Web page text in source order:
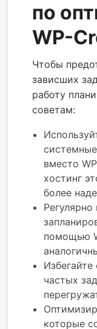
по
WP-
Чтобы
зависших
работу
советам:
вместо
хостинг
более
помощью
частых
которые